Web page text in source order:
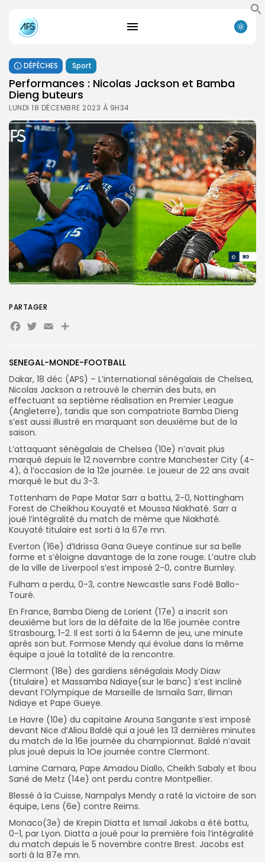
Search
DÉPÊCHES Sport
Performances : Nicolas Jackson et Bamba
Dieng buteurs
LUNDI 18 DÉCEMBRE 2023 À 9H34
SENEGAL-MONDE-FOOTBALL
Dakar, 18 déc (APS) – L’international sénégalais de Chelsea,
Nicolas Jackson a retrouvé le chemin des buts, en
effectuant sa septième réalisation en Premier League
(Angleterre), tandis que son compatriote Bamba Dieng
s’est aussi illustré en marquant son deuxième but de la
saison.
L’attaquant sénégalais de Chelsea (10e) n’avait plus
marqué depuis le 12 novembre contre Manchester City (4-
4), à l’occasion de la 12e journée. Le joueur de 22 ans avait
marqué le but du 3-3.
Tottenham de Pape Matar Sarr a battu, 2-0, Nottingham
Forest de Cheikhou Kouyaté et Moussa Niakhaté. Sarr a
joué l’intégralité du match de même que Niakhaté.
Kouyaté titulaire est sorti à la 67e mn.
Everton (16e) d’Idrissa Gana Gueye continue sur sa belle
forme et s’éloigne davantage de la zone rouge. L’autre club
de la ville de Liverpool s’est imposé 2-0, contre Burnley.
Fulham a perdu, 0-3, contre Newcastle sans Fodé Ballo-
Touré.
En France, Bamba Dieng de Lorient (17e) a inscrit son
deuxième but lors de la défaite de la 16e journée contre
Strasbourg, 1-2. Il est sorti à la 54emn de jeu, une minute
après son but. Formose Mendy qui évolue dans la même
équipe a joué la totalité de la rencontre.
Clermont (18e) des gardiens sénégalais Mody Diaw
(titulaire) et Massamba Ndiaye(sur le banc) s’est incliné
devant l’Olympique de Marseille de Ismaila Sarr, Iliman
Ndiaye et Pape Gueye.
Le Havre (10e) du capitaine Arouna Sangante s’est imposé
devant Nice d’Aliou Baldé qui a joué les 13 dernières minutes
du match de la 16e journée du championnat. Baldé n’avait
plus joué depuis la 1Oe journée contre Clermont.
Lamine Camara, Pape Amadou Diallo, Cheikh Sabaly et Ibou
Sané de Metz (14e) ont perdu contre Montpellier.
Blessé à la Cuisse, Nampalys Mendy a raté la victoire de son
équipe, Lens (6e) contre Reims.
Monaco(3e) de Krepin Diatta et Ismail Jakobs a été battu,
0-1, par Lyon. Diatta a joué pour la première fois l’intégralité
du match depuis le 5 novembre contre Brest. Jacobs est
sorti à la 87e mn.
PARTAGER
Facebook
Twitter
EmailPartager